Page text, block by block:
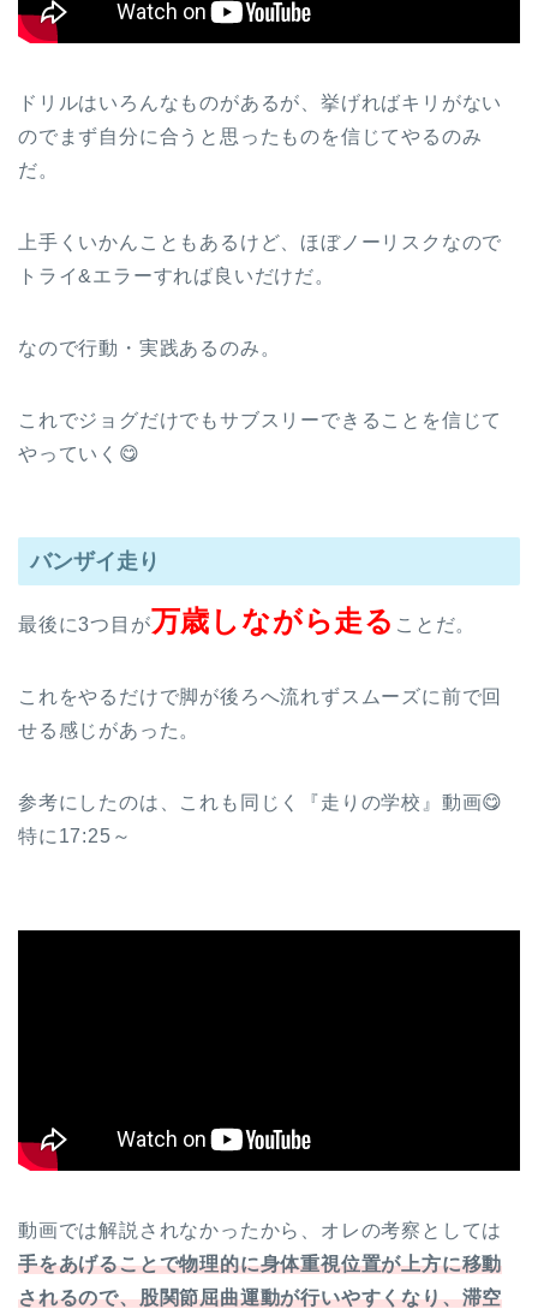
ドリルはいろんなものがあるが、挙げればキリがない
のでまず自分に合うと思ったものを信じてやるのみ
だ。
上手くいかんこともあるけど、ほぼノーリスクなので
トライ&エラーすれば良いだけだ。
なので行動・実践あるのみ。
これでジョグだけでもサブスリーできることを信じて
やっていく😋
バンザイ走り
最後に3つ目が万歳しながら走る ことだ。
これをやるだけで脚が後ろへ流れずスムーズに前で回
せる感じがあった。
参考にしたのは、これも同じく『走りの学校』動画😋
特に17:25～
動画では解説されなかったから、オレの考察としては
手をあげることで物理的に身体重視位置が上方に移動
されるので、股関節屈曲運動が行いやすくなり、滞空